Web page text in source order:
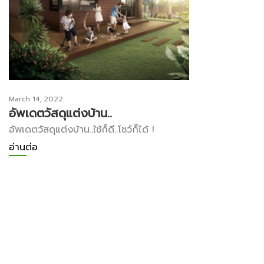
March 14, 2022
อัพเดตวัสดุแต่งบ้าน..
อัพเดตวัสดุแต่งบ้าน..ใช้ก็ดี..โชว์ก็ได้ !
อ่านต่อ